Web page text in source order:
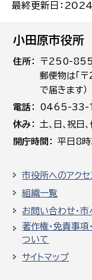
最終更新日：
小田原市役所
住所
〒250-
郵便物は「
で届きます）
電話
0465-33-
休み
土､日､祝日
開庁時間
平日8
市役所へのアクセ
組織一覧
お問い合わせ・
著作権・免責事項
ついて
サイトマップ